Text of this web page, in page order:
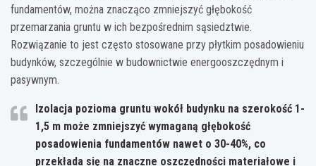
fundamentów, można znacząco zmniejszyć głębokość
przemarzania gruntu w ich bezpośrednim sąsiedztwie.
Rozwiązanie to jest często stosowane przy płytkim posadowieniu
budynków, szczególnie w budownictwie energooszczędnym i
pasywnym.
Izolacja pozioma gruntu wokół budynku na szerokość 1-
1,5 m może zmniejszyć wymaganą głębokość
posadowienia fundamentów nawet o 30-40%, co
przekłada się na znaczne oszczędności materiałowe i